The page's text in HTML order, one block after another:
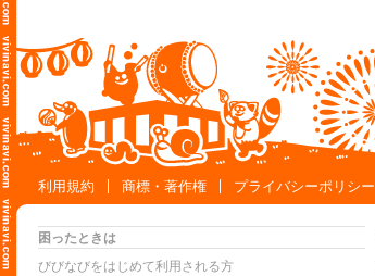
利用規約
商標・著作権 プライバシーポリシー
困ったときは
びびなびをはじめて利用される方